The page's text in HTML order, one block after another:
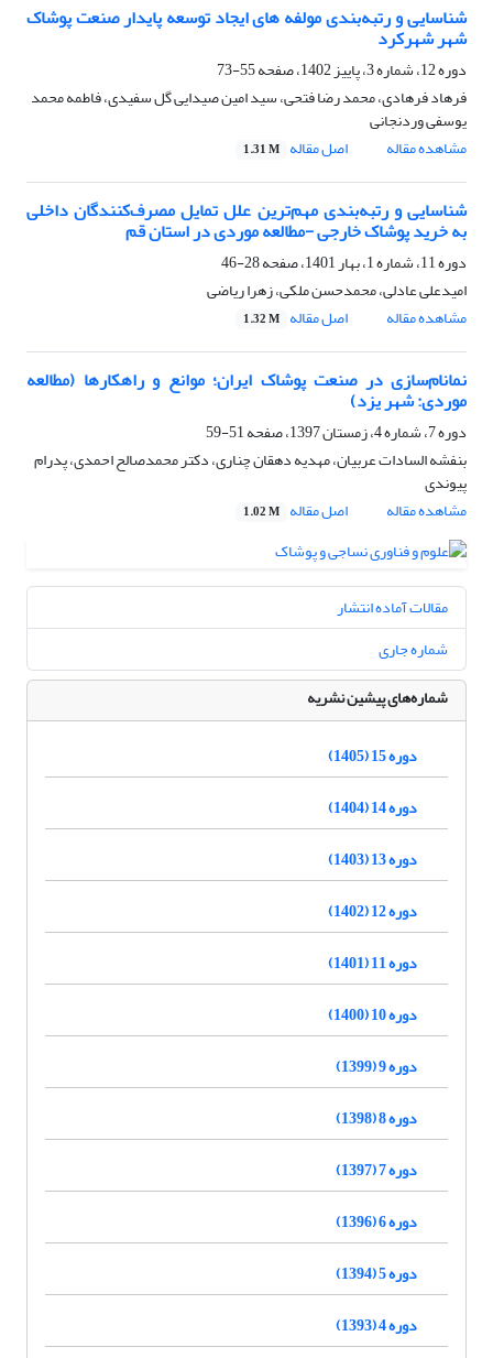
شناسایی و رتبه‌بندی مولفه های ایجاد توسعه پایدار صنعت پوشاک
شهر شهرکرد
دوره 12، شماره 3، پاییز 1402، صفحه
55-73
فرهاد فرهادی، محمد رضا فتحی، سید امین صیدایی گل سفیدی، فاطمه محمد
یوسفی وردنجانی
مشاهده مقاله
اصل مقاله 1.31 M
شناسایی و رتبه‌بندی مهم‌ترین علل تمایل مصرف‌کنندگان داخلی
به خرید پوشاک خارجی -مطالعه موردی در استان قم
دوره 11، شماره 1، بهار 1401، صفحه
28-46
امیدعلی عادلی، محمدحسن ملکی، زهرا ریاضی
مشاهده مقاله
اصل مقاله 1.32 M
نمانام‌سازی در صنعت پوشاک ایران؛ موانع و راهکارها (مطالعه
موردی: شهر یزد)
دوره 7، شماره 4، زمستان 1397، صفحه
51-59
بنفشه السادات عربیان، مهدیه دهقان چناری، دکتر محمدصالح احمدی، پدرام
پیوندی
مشاهده مقاله
اصل مقاله 1.02 M
مقالات آماده انتشار
شماره جاری
شماره‌های پیشین نشریه
دوره 15 (1405)
دوره 14 (1404)
دوره 13 (1403)
دوره 12 (1402)
دوره 11 (1401)
دوره 10 (1400)
دوره 9 (1399)
دوره 8 (1398)
دوره 7 (1397)
دوره 6 (1396)
دوره 5 (1394)
دوره 4 (1393)